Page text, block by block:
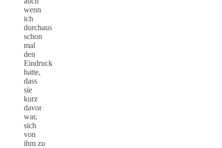
wenn
ich
durchaus
schon
mal
den
Eindruck
hatte,
dass
sie
kurz
davor
war,
sich
von
ihm zu